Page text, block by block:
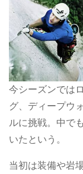
今シーズンでは
グ、ディープウ
ルに挑戦。中で
いたという。
当初は装備や岩